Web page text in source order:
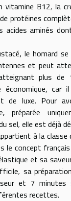
vitamine B12, la
protéines
aminés
le homard
et peut
plus
économique, car
de luxe. Pour
préparée
sel, elle est déjà
à la classe
le concept
et sa
sa
et 7
recettes.